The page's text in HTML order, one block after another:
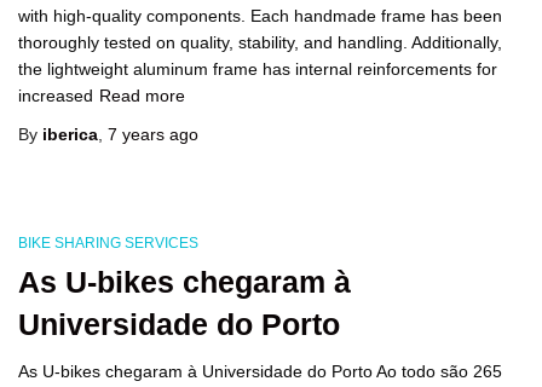
with high-quality components. Each handmade frame has been
thoroughly tested on quality, stability, and handling. Additionally,
the lightweight aluminum frame has internal reinforcements for
increased Read more
By iberica 7 years ago
BIKE SHARING SERVICES
As U-bikes chegaram à
Universidade do Porto
As U-bikes chegaram à Universidade do Porto Ao todo são 265